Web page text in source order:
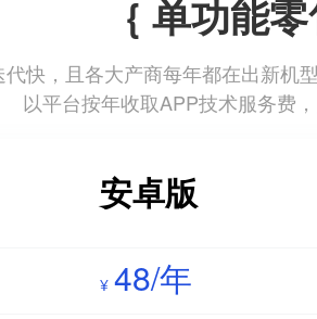
{ 单功能
快，且各大产商每年都在出新
以平台按年收取APP技术服务费，
安卓版
¥ 48/年